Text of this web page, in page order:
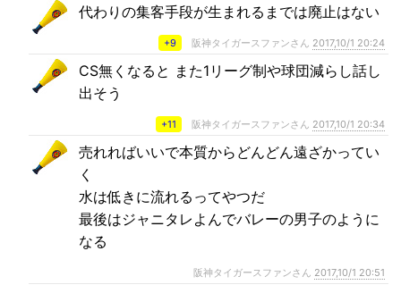
代わりの集客手段が生まれるまでは廃止はない
+9 阪神タイガースファンさん 2017,10/1 20:24
CS無くなると また1リーグ制や球団減らし話し
出そう
+11 阪神タイガースファンさん 2017,10/1 20:34
売れればいいで本質からどんどん遠ざかってい
く
水は低きに流れるってやつだ
最後はジャニタレよんでバレーの男子のように
なる
阪神タイガースファンさん 2017,10/1 20:51